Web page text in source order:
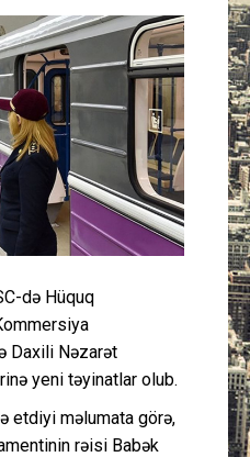
Mədəniyyət
Müsahibə
İdman
Layihə
Gündəm
Cəmiyyət
Peşə etikası
Əlaqə
də Hüquq
Daxili Nəzarət
yeni təyinatlar olub.
etdiyi məlumata görə,
rəisi Babək